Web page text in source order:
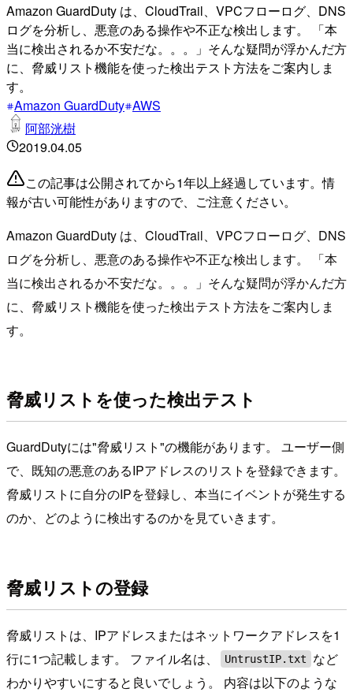
Amazon GuardDuty は、CloudTrail、VPCフローログ、DNS
ログを分析し、悪意のある操作や不正な検出します。 「本
当に検出されるか不安だな。。。」そんな疑問が浮かんだ方
に、脅威リスト機能を使った検出テスト方法をご案内しま
す。
Amazon GuardDuty AWS
阿部洸樹
2019.04.05
この記事は公開されてから1年以上経過しています。情
報が古い可能性がありますので、ご注意ください。
Amazon GuardDuty は、CloudTrail、VPCフローログ、DNS
ログを分析し、悪意のある操作や不正な検出します。 「本
当に検出されるか不安だな。。。」そんな疑問が浮かんだ方
に、脅威リスト機能を使った検出テスト方法をご案内しま
す。
脅威リストを使った検出テスト
GuardDutyには"脅威リスト"の機能があります。 ユーザー側
で、既知の悪意のあるIPアドレスのリストを登録できます。
脅威リストに自分のIPを登録し、本当にイベントが発生する
のか、どのように検出するのかを見ていきます。
脅威リストの登録
脅威リストは、IPアドレスまたはネットワークアドレスを1
行に1つ記載します。 ファイル名は、
UntrustIP.txt
など
わかりやすいにすると良いでしょう。 内容は以下のような